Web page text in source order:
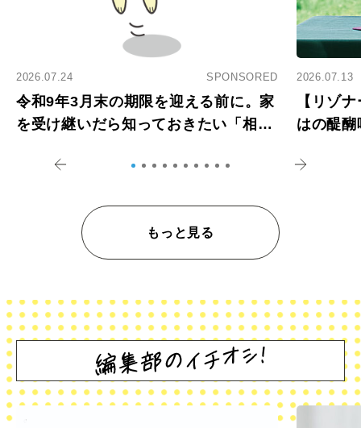
2026.07.24 SPONSORED
令和9年3月末の期限を迎える前に。家
を受け継いだら知っておきたい「相続
2026.07.13
【リゾ
はの醍
もっと見る